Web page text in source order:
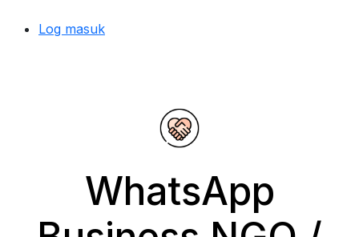
Log masuk
WhatsApp